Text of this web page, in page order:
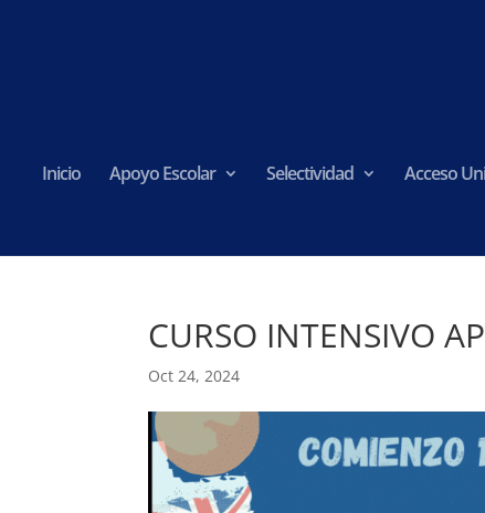
Inicio Apoyo Escolar Selectividad Acceso
CURSO INTENSIVO
Oct 24, 2024